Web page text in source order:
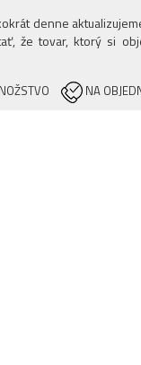
denne
že tovar, ktorý si
NA